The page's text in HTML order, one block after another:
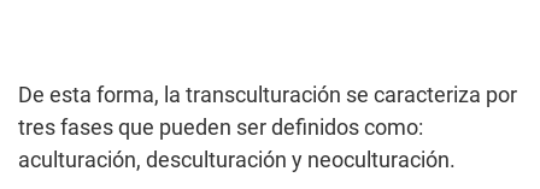
De esta forma, la transculturación se caracteriza por
tres fases que pueden ser definidos como:
aculturación, desculturación y neoculturación.